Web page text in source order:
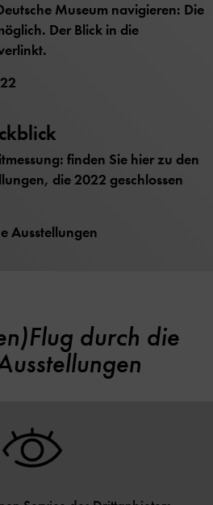
Museum navigieren: Die
Der Blick in die
finden Sie hier zu den
die 2022 geschlossen
Ausstellungen
durch die